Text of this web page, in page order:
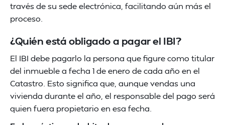
través de su sede electrónica, facilitando aún más el
proceso.
¿Quién está obligado a pagar el IBI?
El IBI debe pagarlo la persona que figure como titular
del inmueble a fecha 1 de enero de cada año en el
Catastro. Esto significa que, aunque vendas una
vivienda durante el año, el responsable del pago será
quien fuera propietario en esa fecha.